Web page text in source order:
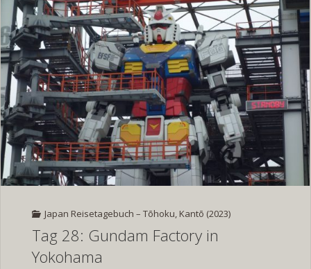
Japan Reisetagebuch – Tōhoku, Kantō (2023)
Tag 28: Gundam Factory in
Yokohama